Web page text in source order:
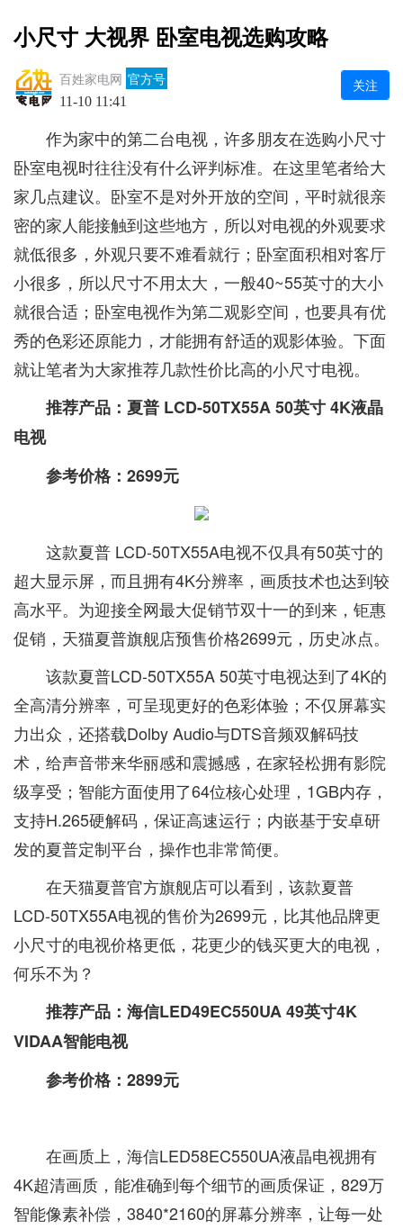
小尺寸 大视界 卧室电视选购攻略
百姓家电网 官方号
11-10 11:41
关注
作为家中的第二台电视，许多朋友在选购小尺寸
卧室电视时往往没有什么评判标准。在这里笔者给大
家几点建议。卧室不是对外开放的空间，平时就很亲
密的家人能接触到这些地方，所以对电视的外观要求
就低很多，外观只要不难看就行；卧室面积相对客厅
小很多，所以尺寸不用太大，一般40~55英寸的大小
就很合适；卧室电视作为第二观影空间，也要具有优
秀的色彩还原能力，才能拥有舒适的观影体验。下面
就让笔者为大家推荐几款性价比高的小尺寸电视。
推荐产品：夏普 LCD-50TX55A 50英寸 4K液晶
电视
参考价格：2699元
这款夏普 LCD-50TX55A电视不仅具有50英寸的
超大显示屏，而且拥有4K分辨率，画质技术也达到较
高水平。为迎接全网最大促销节双十一的到来，钜惠
促销，天猫夏普旗舰店预售价格2699元，历史冰点。
该款夏普LCD-50TX55A 50英寸电视达到了4K的
全高清分辨率，可呈现更好的色彩体验；不仅屏幕实
力出众，还搭载Dolby Audio与DTS音频双解码技
术，给声音带来华丽感和震撼感，在家轻松拥有影院
级享受；智能方面使用了64位核心处理，1GB内存，
支持H.265硬解码，保证高速运行；内嵌基于安卓研
发的夏普定制平台，操作也非常简便。
在天猫夏普官方旗舰店可以看到，该款夏普
LCD-50TX55A电视的售价为2699元，比其他品牌更
小尺寸的电视价格更低，花更少的钱买更大的电视，
何乐不为？
推荐产品：海信LED49EC550UA 49英寸4K
VIDAA智能电视
参考价格：2899元
在画质上，海信LED58EC550UA液晶电视拥有
4K超清画质，能准确到每个细节的画质保证，829万
智能像素补偿，3840*2160的屏幕分辨率，让每一处